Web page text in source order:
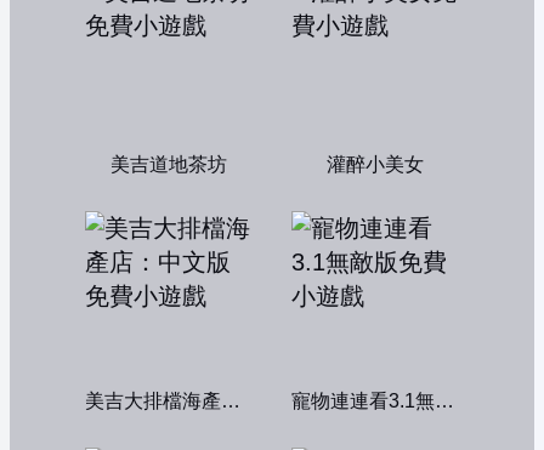
美吉道地茶坊 灌醉小美女
美吉大排檔海產店：中文版 寵物連連看3.1無敵版